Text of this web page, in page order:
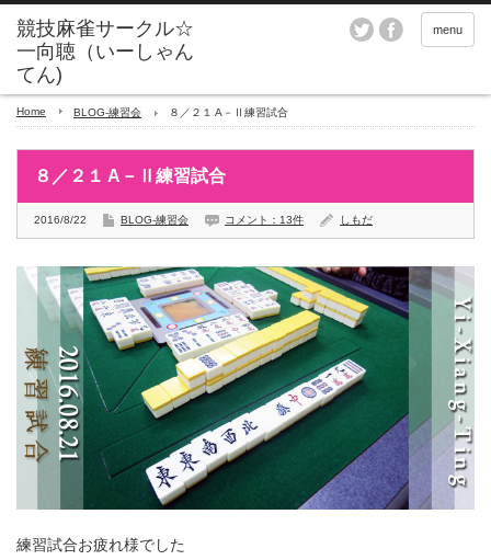
menu
Home BLOG-練習会 ８／２１ A－Ⅱ練習試合
８／２１ A－Ⅱ練習試合
2016/8/22 BLOG-練習会 コメント：13件 しもだ
練習試合お疲れ様でした